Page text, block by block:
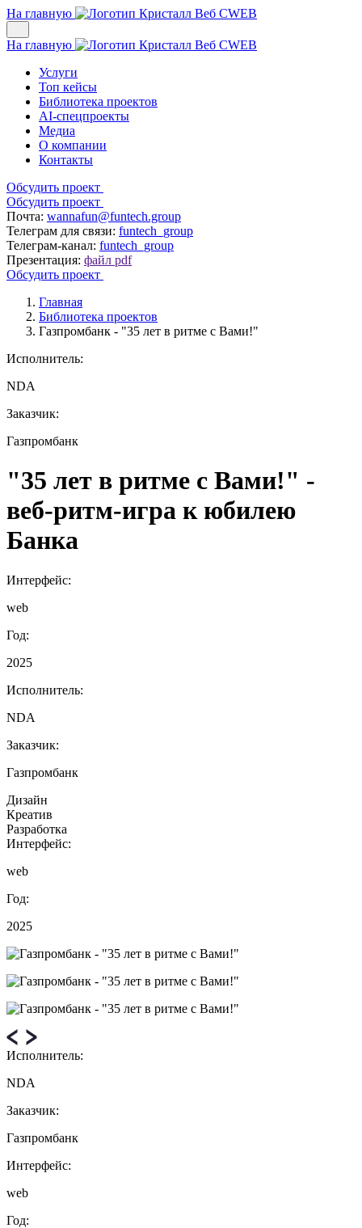
На главную
На главную
Услуги
Топ кейсы
Библиотека проектов
AI-спецпроекты
Медиа
О компании
Контакты
Обсудить проект
Обсудить проект
Почта: wannafun@funtech.group
Телеграм для связи: funtech_group
Телеграм-канал: funtech_group
Презентация: файл pdf
Обсудить проект
Главная
Библиотека проектов
Газпромбанк - "35 лет в ритме с Вами!"
Исполнитель:
NDA
Заказчик:
Газпромбанк
"35 лет в ритме с Вами!" -
веб‑ритм‑игра к юбилею
Банка
Интерфейс:
web
Год:
2025
Исполнитель:
NDA
Заказчик:
Газпромбанк
Дизайн
Креатив
Разработка
Интерфейс:
web
Год:
2025
Исполнитель:
NDA
Заказчик:
Газпромбанк
Интерфейс:
web
Год: